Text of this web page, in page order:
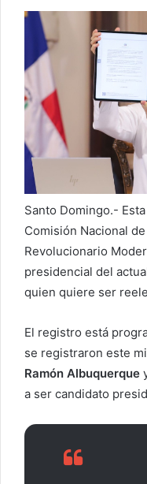
u
n
c
o
r
e
o
e
l
c
t
r
Santo Domingo.-
Comisión Nacional
Revolucionario
presidencial del
quien quiere ser
El registro está
se registraron este
Ramón Albuquerque
a ser candidato